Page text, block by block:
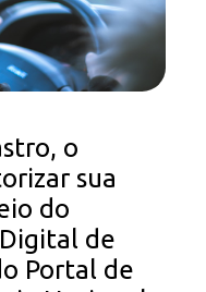
o
sua
do
de
Portal de